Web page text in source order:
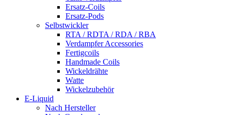
Ersatz-Coils
Ersatz-Pods
Selbstwickler
RTA / RDTA / RDA / RBA
Verdampfer Accessories
Fertigcoils
Handmade Coils
Wickeldrähte
Watte
Wickelzubehör
E-Liquid
Nach Hersteller